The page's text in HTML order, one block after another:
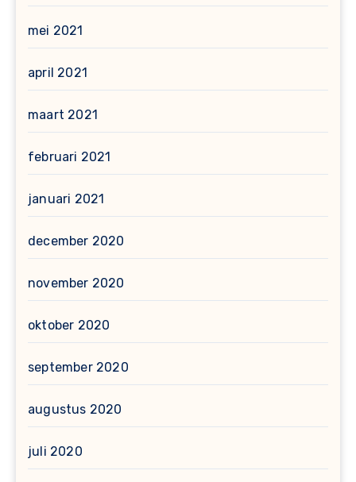
mei 2021
april 2021
maart 2021
februari 2021
januari 2021
december 2020
november 2020
oktober 2020
september 2020
augustus 2020
juli 2020